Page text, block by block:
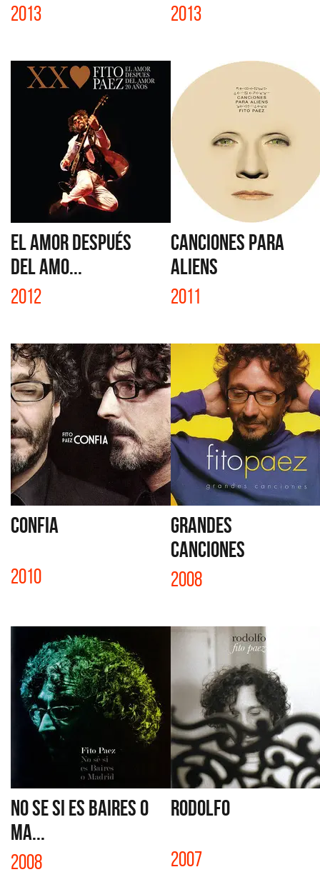
2013 2013
EL AMOR DESPUÉS
DEL AMO...
2012
CANCIONES PARA
ALIENS
2011
CONFIA
2010
GRANDES
CANCIONES
2008
NO SE SI ES BAIRES O
MA...
2008
RODOLFO
2007